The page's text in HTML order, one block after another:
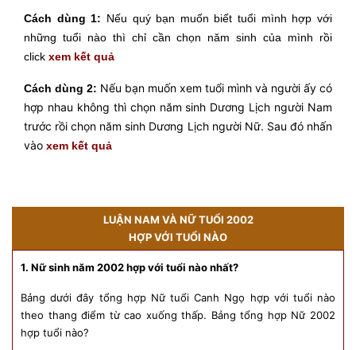
Cách dùng 1: Nếu quý bạn muốn biết tuổi mình hợp với
những tuổi nào thì chỉ cần chọn năm sinh của mình rồi
click xem kết quả
Cách dùng 2: Nếu bạn muốn xem tuổi mình và người ấy có
hợp nhau không thì chọn năm sinh Dương Lịch người Nam
trước rồi chọn năm sinh Dương Lịch người Nữ. Sau đó nhấn
vào xem kết quả
LUẬN NAM VÀ NỮ TUỔI 2002
HỢP VỚI TUỔI NÀO
1. Nữ sinh năm 2002 hợp với tuổi nào nhất?
Bảng dưới đây tổng hợp Nữ tuổi Canh Ngọ hợp với tuổi nào
theo thang điểm từ cao xuống thấp. Bảng tổng hợp Nữ 2002
hợp tuổi nào?